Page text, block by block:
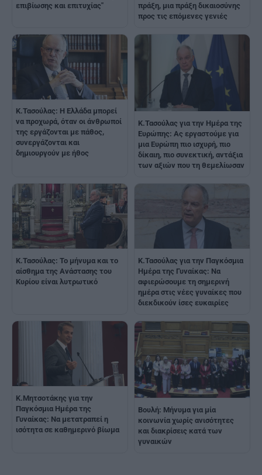
επιβίωσης και επιτυχίας"
πράξη, μια πράξη δικαιοσύνης
προς τις επόμενες γενιές
Κ.Τασούλας: Η Ελλάδα μπορεί
να προχωρά, όταν οι άνθρωποί
της εργάζονται με πάθος,
συνεργάζονται και
δημιουργούν με ήθος
Κ.Τασούλας για την Ημέρα της
Ευρώπης: Ας εργαστούμε για
μια Ευρώπη πιο ισχυρή, πιο
δίκαιη, πιο συνεκτική, αντάξια
των αξιών που τη θεμελίωσαν
Κ.Τασούλας: Το μήνυμα και το
αίσθημα της Ανάστασης του
Κυρίου είναι λυτρωτικό
Κ.Τασούλας για την Παγκόσμια
Ημέρα της Γυναίκας: Να
αφιερώσουμε τη σημερινή
ημέρα στις νέες γυναίκες που
διεκδικούν ίσες ευκαιρίες
Κ.Μητσοτάκης για την
Παγκόσμια Ημέρα της
Γυναίκας: Να μετατραπεί η
ισότητα σε καθημερινό βίωμα
Boυλή: Μήνυμα για μία
κοινωνία χωρίς ανισότητες
και διακρίσεις κατά των
γυναικών